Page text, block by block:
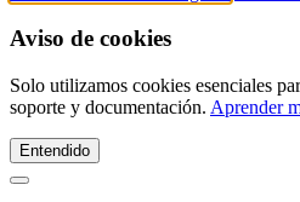
Aviso de cookies
Solo utilizamos cookies esenciales
soporte y documentación. Aprender
Entendido